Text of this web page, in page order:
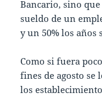
Bancario, sino
sueldo de un
y un 50% los años
Como si fuera
fines de agosto se
los